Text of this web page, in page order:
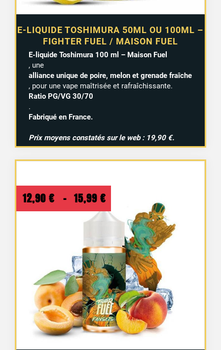
E-LIQUIDE TOSHIMURA 50ML OU 100ML –
FIGHTER FUEL / MAISON FUEL
E-liquide Toshimura 100 ml – Maison Fuel
, une
alliance unique de poire, melon et grenade fraîche
, pour une vape maîtrisée et rafraîchissante.
Ratio PG/VG 30/70
.
Fabriqué en France.
Prix moyens constatés sur le web : 19,90 €.
12,90 € – 15,99 €
de
prix :
12,90 €
à
15,99 €